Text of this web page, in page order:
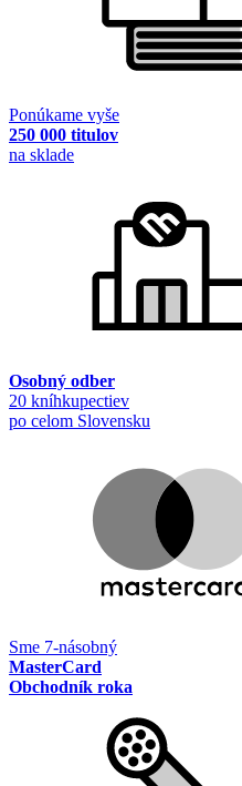
Ponúkame vyše
250 000 titulov
na sklade
Osobný odber
20 kníhkupectiev
po celom Slovensku
Sme 7-násobný
MasterCard
Obchodník roka